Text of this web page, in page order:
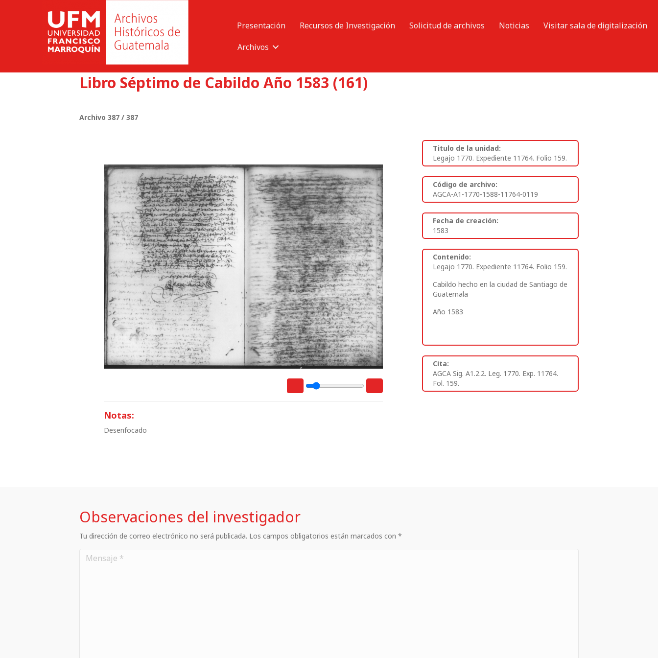
Presentación Recursos de Investigación Solicitud de archivos Noticias
Visitar sala de digitalización
Archivos
Libro Séptimo de Cabildo Año 1583 (161)
Archivo 387 / 387
Notas:
Desenfocado
Titulo de la unidad:
Legajo 1770. Expediente 11764. Folio 159.
Código de archivo:
AGCA-A1-1770-1588-11764-0119
Fecha de creación:
1583
Contenido:
Legajo 1770. Expediente 11764. Folio 159.
Cabildo hecho en la ciudad de Santiago de
Guatemala
Año 1583
Cita:
AGCA Sig. A1.2.2. Leg. 1770. Exp. 11764.
Fol. 159.
Observaciones del investigador
Tu dirección de correo electrónico no será publicada. Los campos obligatorios están marcados con *